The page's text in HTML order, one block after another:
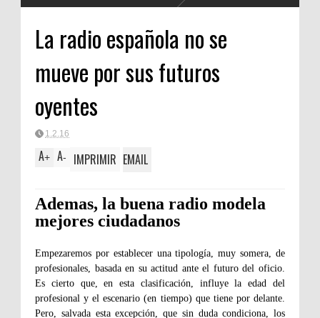
La radio española no se
mueve por sus futuros
oyentes
1.2.16
A+ A- IMPRIMIR EMAIL
Ademas, la buena radio modela
mejores ciudadanos
Empezaremos por establecer una tipología, muy somera, de
profesionales, basada en su actitud ante el futuro del oficio.
Es cierto que, en esta clasificación, influye la edad del
profesional y el escenario (en tiempo) que tiene por delante.
Pero, salvada esta excepción, que sin duda condiciona, los